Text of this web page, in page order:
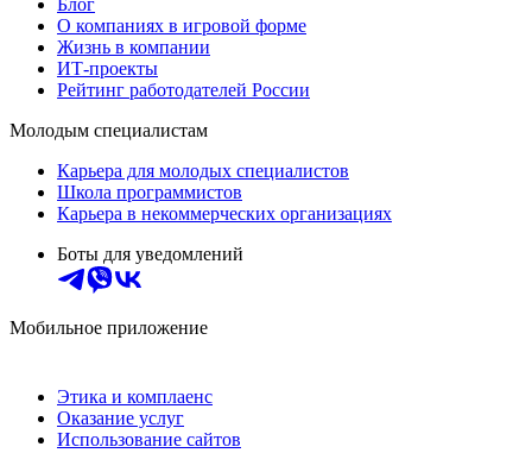
Блог
О компаниях в игровой форме
Жизнь в компании
ИТ-проекты
Рейтинг работодателей России
Молодым специалистам
Карьера для молодых специалистов
Школа программистов
Карьера в некоммерческих организациях
Боты для уведомлений
Мобильное приложение
Этика и комплаенс
Оказание услуг
Использование сайтов